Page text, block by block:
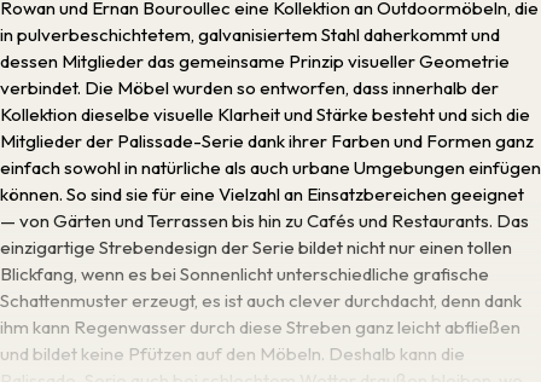
Rowan und Ernan Bouroullec eine Kollektion an Outdoormöbeln, die
in pulverbeschichtetem, galvanisiertem Stahl daherkommt und
dessen Mitglieder das gemeinsame Prinzip visueller Geometrie
verbindet. Die Möbel wurden so entworfen, dass innerhalb der
Kollektion dieselbe visuelle Klarheit und Stärke besteht und sich die
Mitglieder der Palissade-Serie dank ihrer Farben und Formen ganz
einfach sowohl in natürliche als auch urbane Umgebungen einfügen
können. So sind sie für eine Vielzahl an Einsatzbereichen geeignet
— von Gärten und Terrassen bis hin zu Cafés und Restaurants. Das
einzigartige Strebendesign der Serie bildet nicht nur einen tollen
Blickfang, wenn es bei Sonnenlicht unterschiedliche grafische
Schattenmuster erzeugt, es ist auch clever durchdacht, denn dank
ihm kann Regenwasser durch diese Streben ganz leicht abfließen
und bildet keine Pfützen auf den Möbeln. Deshalb kann die